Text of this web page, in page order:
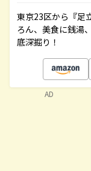
東京23区から『足
ろん、美食に銭湯
底深掘り！
AD